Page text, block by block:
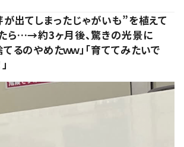
が出てしまったじゃがいも”を植えて
ら…→約3ヶ月後、驚きの光景に
てるのやめたｗｗ」「育ててみたいで